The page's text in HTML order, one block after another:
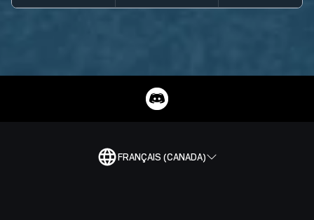
FRANÇAIS (CANADA)